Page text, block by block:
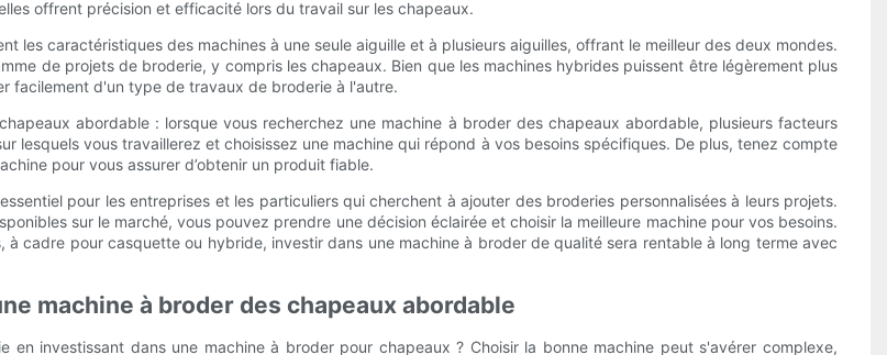
offrent précision et efficacité lors du travail sur les chapeaux.
les caractéristiques des machines à une seule aiguille et à plusieurs aiguilles, offrant le meilleur des deux mondes.
de projets de broderie, y compris les chapeaux. Bien que les machines hybrides puissent être légèrement plus
facilement d'un type de travaux de broderie à l'autre.
abordable : lorsque vous recherchez une machine à broder des chapeaux abordable, plusieurs facteurs
lesquels vous travaillerez et choisissez une machine qui répond à vos besoins spécifiques. De plus, tenez compte
pour vous assurer d’obtenir un produit fiable.
pour les entreprises et les particuliers qui cherchent à ajouter des broderies personnalisées à leurs projets.
sur le marché, vous pouvez prendre une décision éclairée et choisir la meilleure machine pour vos besoins.
à cadre pour casquette ou hybride, investir dans une machine à broder de qualité sera rentable à long terme avec
machine à broder des chapeaux abordable
investissant dans une machine à broder pour chapeaux ? Choisir la bonne machine peut s'avérer complexe,